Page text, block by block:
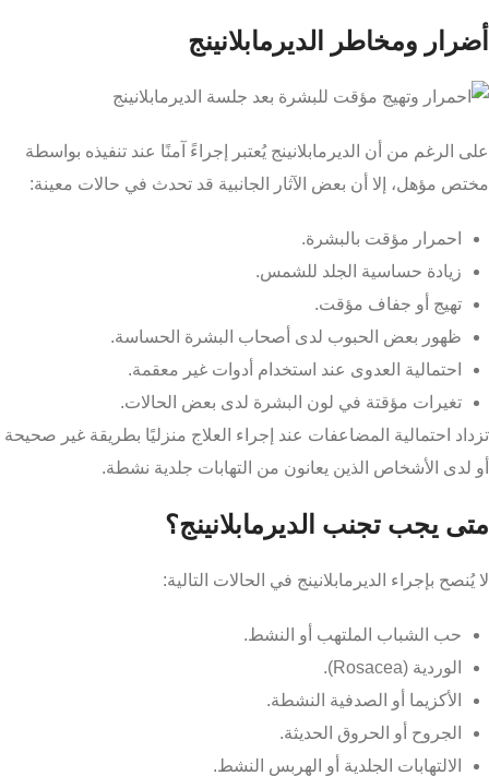
أضرار ومخاطر الديرمابلانينج
على الرغم من أن الديرمابلانينج يُعتبر إجراءً آمنًا عند تنفيذه بواسطة
مختص مؤهل، إلا أن بعض الآثار الجانبية قد تحدث في حالات معينة:
احمرار مؤقت بالبشرة.
زيادة حساسية الجلد للشمس.
تهيج أو جفاف مؤقت.
ظهور بعض الحبوب لدى أصحاب البشرة الحساسة.
احتمالية العدوى عند استخدام أدوات غير معقمة.
تغيرات مؤقتة في لون البشرة لدى بعض الحالات.
تزداد احتمالية المضاعفات عند إجراء العلاج منزليًا بطريقة غير صحيحة
أو لدى الأشخاص الذين يعانون من التهابات جلدية نشطة.
متى يجب تجنب الديرمابلانينج؟
لا يُنصح بإجراء الديرمابلانينج في الحالات التالية:
حب الشباب الملتهب أو النشط.
الوردية (Rosacea).
الأكزيما أو الصدفية النشطة.
الجروح أو الحروق الحديثة.
الالتهابات الجلدية أو الهربس النشط.